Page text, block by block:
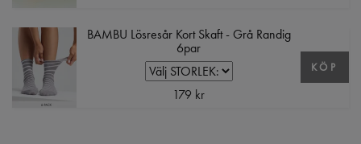
BAMBU Lösresår Kort Skaft - Grå Randig
6par
179 kr
KÖP